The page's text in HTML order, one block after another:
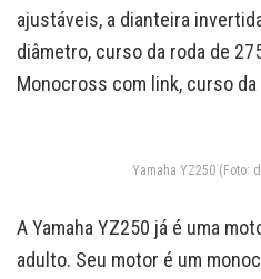
ajustáveis, a dianteira
diâmetro, curso da roda de
Monocross com link, curso da
Yamaha YZ250 (Foto:
A Yamaha YZ250 já é uma
adulto. Seu motor é um